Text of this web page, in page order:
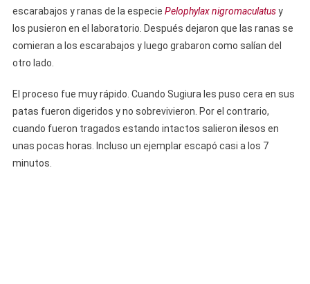
escarabajos y ranas de la especie Pelophylax nigromaculatusy
los pusieron en el laboratorio. Después dejaron que las ranas se
comieran a los escarabajos y luego grabaron como salían del
otro lado.
El proceso fue muy rápido. Cuando Sugiura les puso cera en sus
patas fueron digeridos y no sobrevivieron. Por el contrario,
cuando fueron tragados estando intactos salieron ilesos en
unas pocas horas. Incluso un ejemplar escapó casi a los 7
minutos.